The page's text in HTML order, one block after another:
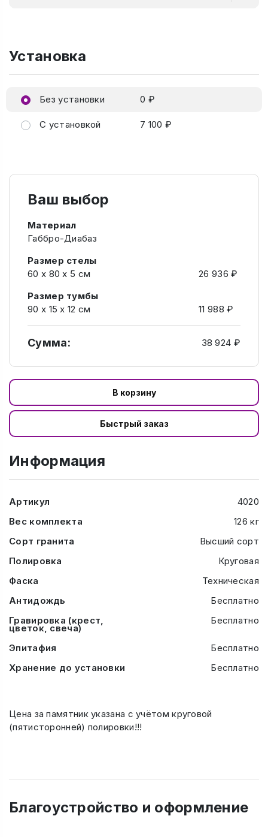
Установка
Без установки 0 ₽
С установкой 7 100 ₽
Ваш выбор
Материал
Габбро-Диабаз
Размер стелы
60 x 80 x 5 см
26 936 ₽
Размер тумбы
90 х 15 х 12 см
11 988 ₽
Сумма: 38 924 ₽
В корзину
Быстрый заказ
Информация
Артикул
4020
Вес комплекта
126 кг
Сорт гранита
Высший сорт
Полировка
Круговая
Фаска
Техническая
Антидождь
Бесплатно
Гравировка (крест,
цветок, свеча)
Бесплатно
Эпитафия
Бесплатно
Хранение до установки
Бесплатно
Цена за памятник указана с учётом круговой
(пятисторонней) полировки!!!
Благоустройство и оформление